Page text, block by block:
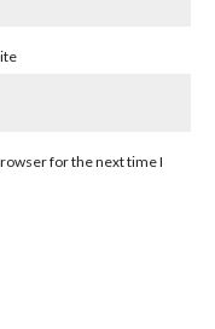
for the next time I